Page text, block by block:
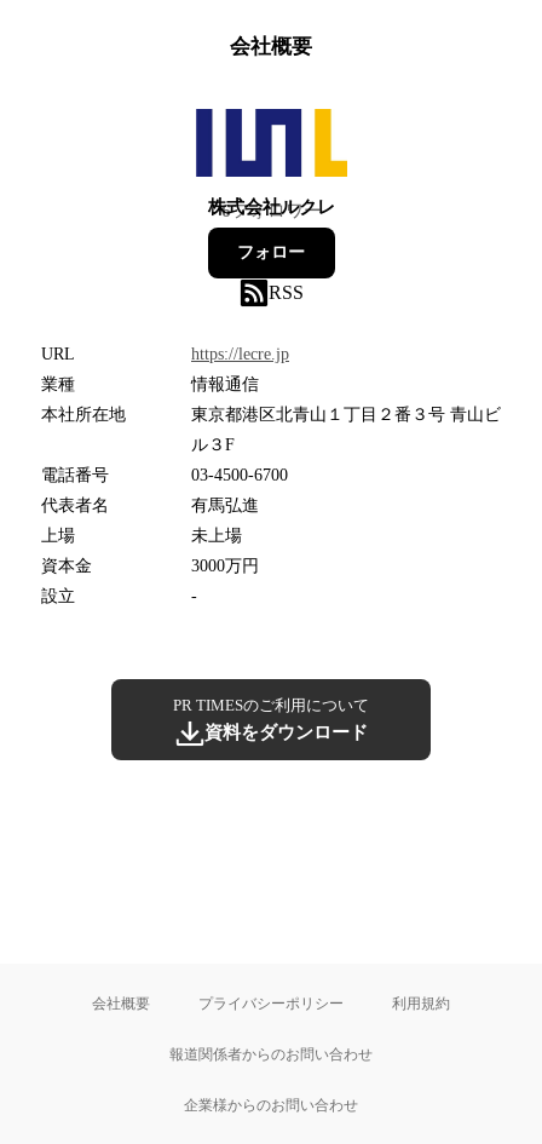
会社概要
株式会社ルクレ
6フォロワー
フォロー
RSS
URL
https://lecre.jp
業種
情報通信
本社所在地
東京都港区北青山１丁目２番３号 青山ビ
ル３F
電話番号
03-4500-6700
代表者名
有馬弘進
上場
未上場
資本金
3000万円
設立
-
PR TIMESのご利用について
資料をダウンロード
会社概要 プライバシーポリシー 利用規約
報道関係者からのお問い合わせ
企業様からのお問い合わせ